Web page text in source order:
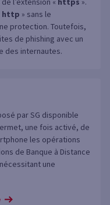
http » sans le
protection. Toutefois,
de phishing avec un
des internautes.
par SG disponible
une fois activé, de
les opérations
de Banque à Distance
une